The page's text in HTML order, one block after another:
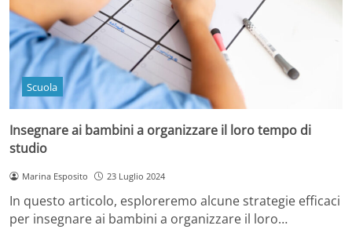
Scuola
Insegnare ai bambini a organizzare il loro tempo di
studio
Marina Esposito 23 Luglio 2024
In questo articolo, esploreremo alcune strategie efficaci
per insegnare ai bambini a organizzare il loro…